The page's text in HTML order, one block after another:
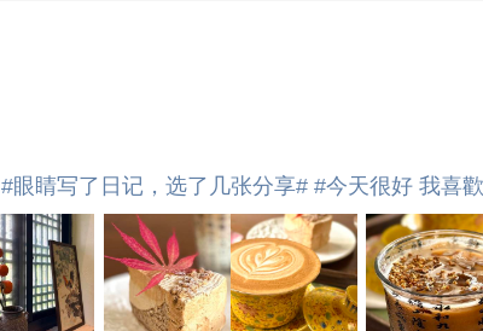
#眼睛写了日记，选了几张分享# #今天很好 我喜